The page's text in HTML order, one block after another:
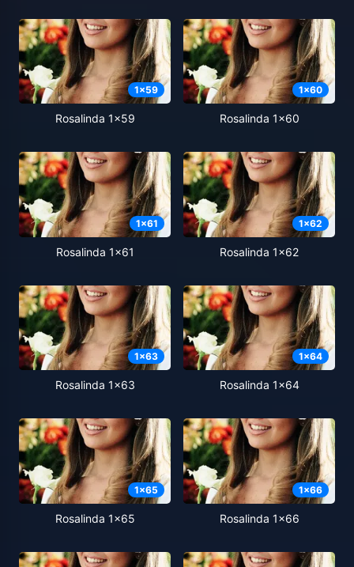
1x59
Rosalinda 1x59
1x60
Rosalinda 1x60
1x61
Rosalinda 1x61
1x62
Rosalinda 1x62
1x63
Rosalinda 1x63
1x64
Rosalinda 1x64
1x65
Rosalinda 1x65
1x66
Rosalinda 1x66